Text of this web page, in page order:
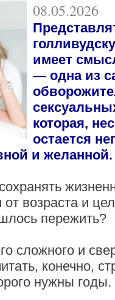
08.05.2026
имеет
— одна из
которая,
остается
и желанной.
возраста и
пережить?
сложного и
конечно,
нужны годы.